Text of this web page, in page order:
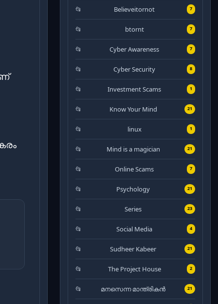
Believeitornot 7
btornt 7
Cyber Awareness 7
Cyber Security 8
Investment Scams 1
Know Your Mind 21
linux 1
Mind is a magician 21
Online Scams 7
Psychology 21
Series 23
Social Media 4
Sudheer Kabeer 21
The Project House 2
മനസെന്ന മാന്ത്രികൻ 21